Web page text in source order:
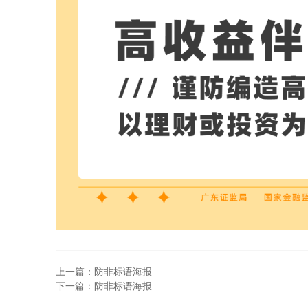
上一篇：防非标语海报
下一篇：防非标语海报